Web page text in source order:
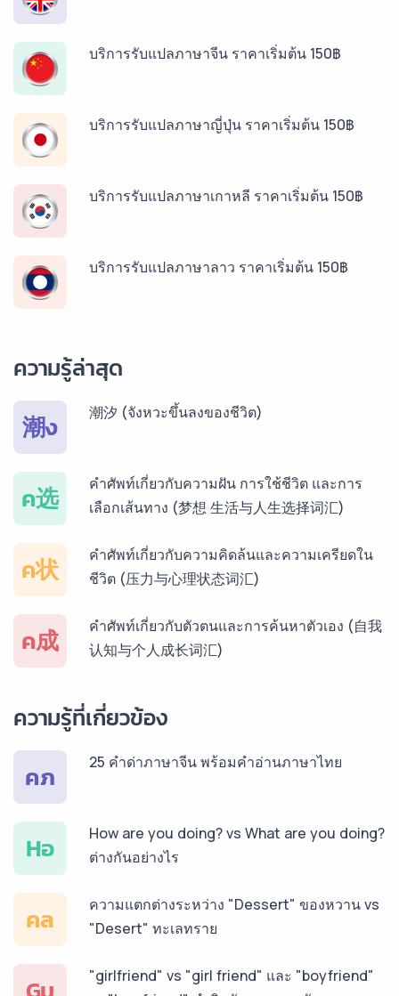
บริการรับแปลภาษาจีน ราคาเริ่มต้น 150฿
บริการรับแปลภาษาญี่ปุ่น ราคาเริ่มต้น 150฿
บริการรับแปลภาษาเกาหลี ราคาเริ่มต้น 150฿
บริการรับแปลภาษาลาว ราคาเริ่มต้น 150฿
บริการรับแปลภาษากัมพูชา ราคาเริ่มต้น 150฿
บริการรับแปลภาษาเวียดนาม ราคาเริ่มต้น 150฿
บริการรับแปลภาษาฝรั่งเศส ราคาเริ่มต้น 150฿
บริการรับแปลภาษาสเปน ราคาเริ่มต้น 150฿
บริการรับแปลภาษารัสเซีย ราคาเริ่มต้น 150฿
บริการรับแปลภาษาทั่วไทย ราคาเริ่มต้น 150฿
ความรู้ล่าสุด
潮ง 潮汐 (จังหวะขึ้นลงของชีวิต)
ค选
คำศัพท์เกี่ยวกับความฝัน การใช้ชีวิต และการ
เลือกเส้นทาง (梦想 生活与人生选择词汇)
ค状
คำศัพท์เกี่ยวกับความคิดล้นและความเครียดใน
ชีวิต (压力与心理状态词汇)
ค成
คำศัพท์เกี่ยวกับตัวตนและการค้นหาตัวเอง (自我
认知与个人成长词汇)
ความรู้ที่เกี่ยวข้อง
คภ 25 คำด่าภาษาจีน พร้อมคำอ่านภาษาไทย
Hอ
How are you doing? vs What are you doing?
ต่างกันอย่างไร
คล
ความแตกต่างระหว่าง "Dessert" ของหวาน vs
"Desert" ทะเลทราย
"girlfriend" vs "girl friend" และ "boyfriend"